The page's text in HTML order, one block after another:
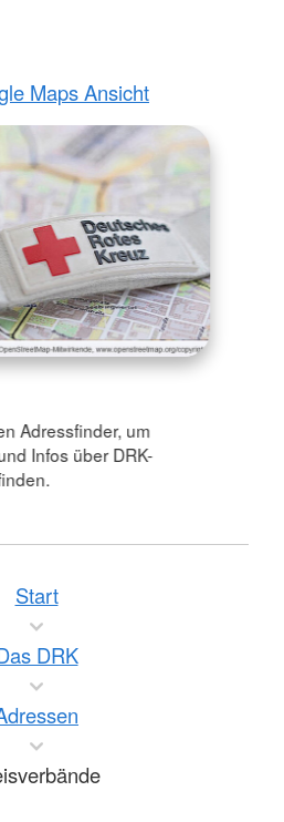
Maps Ansicht
Adressfinder, um
Infos über DRK-
Start
DRK